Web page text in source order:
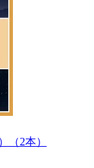
（2本）